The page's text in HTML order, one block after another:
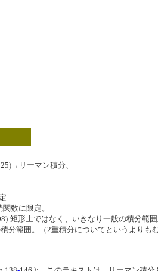
リーマン積分、
数に限定。
矩形上ではなく、いきなり一般の積分範囲
分範囲。（2重積分についてというよりも